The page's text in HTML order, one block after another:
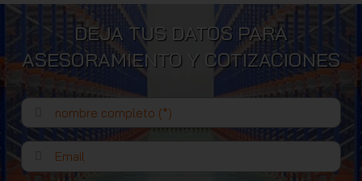
DEJA TUS DATOS PARA
ASESORAMIENTO Y COTIZACIONES